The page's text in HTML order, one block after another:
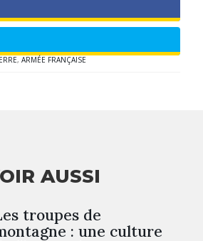
,ARMÉE FRANÇAISE
AUSSI
troupes de
: une culture